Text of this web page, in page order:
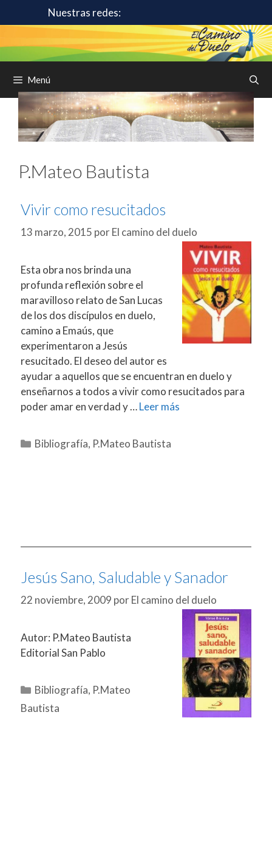
al
Nuestras redes:
Menú
P.Mateo Bautista
Vivir como resucitados
13 marzo, 2015 porEl camino del duelo
Esta obra nos brinda una
profunda reflexión sobre el
maravilloso relato de San Lucas
de los dos discípulos en duelo,
camino a Emaús, que
experimentaron a Jesús
resucitado. El deseo del autor es
ayudar a aquellos que se encuentran en duelo y
enseñarnos a todos a vivir como resucitados para
poder amar en verdad y …Leer más
Categorías
Bibliografía, P.Mateo Bautista
Jesús Sano, Saludable y Sanador
22 noviembre, 2009 porEl camino del duelo
Autor: P.Mateo Bautista
Editorial San Pablo
Categorías
Bibliografía, P.Mateo
Bautista